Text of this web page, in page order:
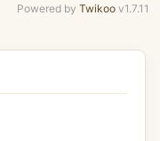
Powered by Twikoo v1.7.11